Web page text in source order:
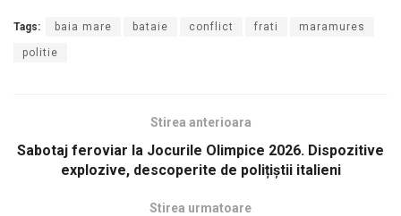
Tags: baia mare bataie conflict frati maramures
politie
Stirea anterioara
Sabotaj feroviar la Jocurile Olimpice 2026. Dispozitive
explozive, descoperite de polițiștii italieni
Stirea urmatoare